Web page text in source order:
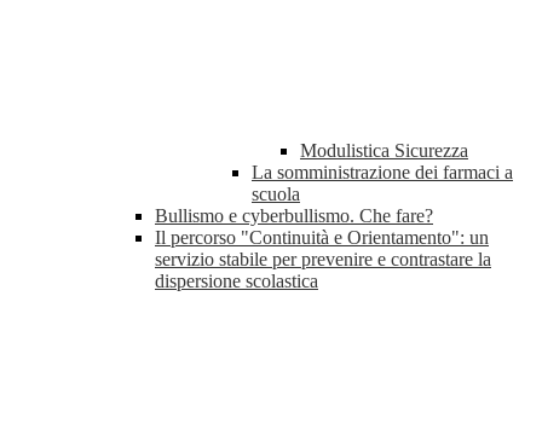
Modulistica Sicurezza
La somministrazione dei farmaci a
scuola
Bullismo e cyberbullismo. Che fare?
Il percorso "Continuità e Orientamento": un
servizio stabile per prevenire e contrastare la
dispersione scolastica